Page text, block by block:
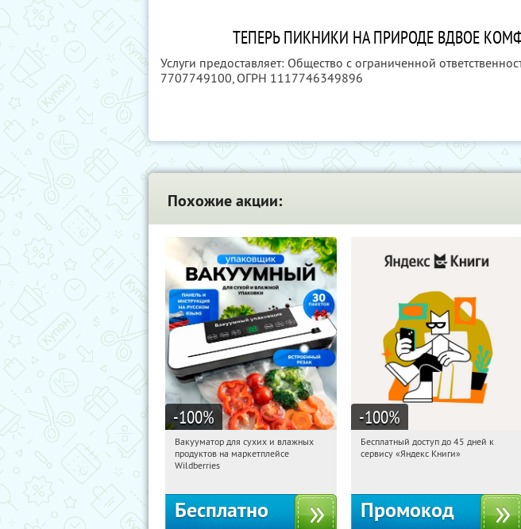
ТЕПЕРЬ ПИКНИКИ НА ПРИРОДЕ ВДВОЕ
Услуги предоставляет: Общество с ограниченной
7707749100, ОГРН 1117746349896
Похожие акции:
-100%
03:13:10 Получили:186
Россия
Вакууматор для сухих и влажных
продуктов на маркетплейсе
Wildberries
Бесплатно
-100%
03:13:10
Получи первым!
Бесплатный доступ до 45 дней к
сервису «Яндекс Книги»
Промокод